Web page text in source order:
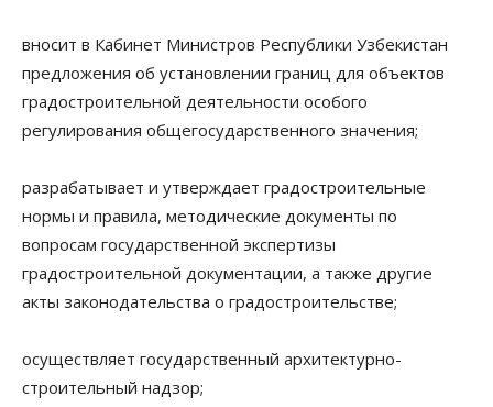
вносит в Кабинет Министров Республики Узбекистан
предложения об установлении границ для объектов
градостроительной деятельности особого
регулирования общегосударственного значения;
разрабатывает и утверждает градостроительные
нормы и правила, методические документы по
вопросам государственной экспертизы
градостроительной документации, а также другие
акты законодательства о градостроительстве;
осуществляет государственный архитектурно-
строительный надзор;